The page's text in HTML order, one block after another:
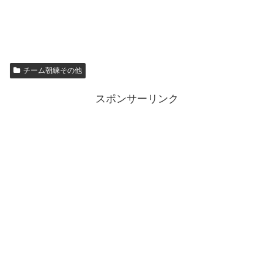
チーム朝練その他
スポンサーリンク